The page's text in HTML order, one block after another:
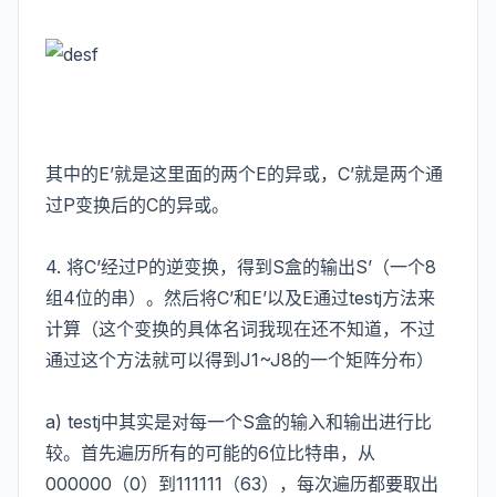
其中的E’就是这里面的两个E的异或，C’就是两个通
过P变换后的C的异或。
4. 将C’经过P的逆变换，得到S盒的输出S’（一个8
组4位的串）。然后将C’和E’以及E通过testj方法来
计算（这个变换的具体名词我现在还不知道，不过
通过这个方法就可以得到J1~J8的一个矩阵分布）
a) testj中其实是对每一个S盒的输入和输出进行比
较。首先遍历所有的可能的6位比特串，从
000000（0）到111111（63），每次遍历都要取出